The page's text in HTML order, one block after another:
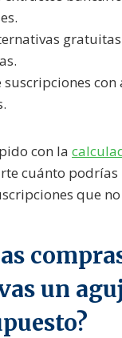
con
con la
cuánto
que no
un